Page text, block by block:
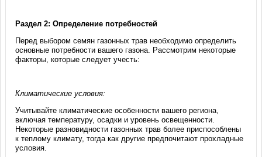
Раздел 2: Определение потребностей
Перед выбором семян газонных трав необходимо определить
основные потребности вашего газона. Рассмотрим некоторые
факторы, которые следует учесть:
Климатические условия:
Учитывайте климатические особенности вашего региона,
включая температуру, осадки и уровень освещенности.
Некоторые разновидности газонных трав более приспособлены
к теплому климату, тогда как другие предпочитают прохладные
условия.